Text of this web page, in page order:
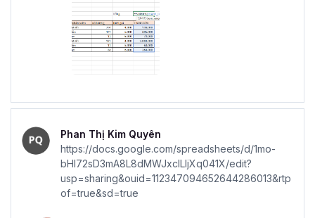
Phan Thị Kim Quyên
https://docs.google.com/spreadsheets/d/1mo-
bHI72sD3mA8L8dMWJxclLIjXq041X/edit?
usp=sharing&ouid=112347094652644286013&rtp
of=true&sd=true